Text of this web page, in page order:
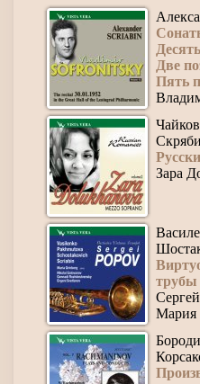
Две
Пять
Зара
трубы
Мария